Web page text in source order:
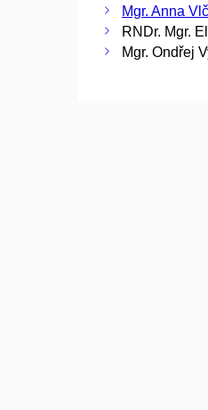
Mgr. Anna
RNDr. Mgr.
Mgr. Ondřej